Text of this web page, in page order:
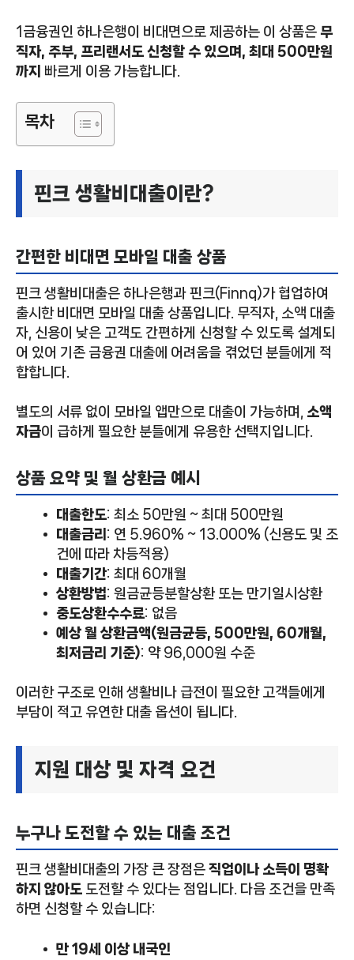
1금융권인 하나은행이 비대면으로 제공하는 이 상품은 무
직자, 주부, 프리랜서도 신청할 수 있으며, 최대 500만원
까지
빠르게 이용 가능합니다.
목차
핀크 생활비대출이란?
간편한 비대면 모바일 대출 상품
핀크 생활비대출은 하나은행과 핀크(Finnq)가 협업하여
출시한 비대면 모바일 대출 상품입니다. 무직자, 소액 대출
자, 신용이 낮은 고객도 간편하게 신청할 수 있도록 설계되
어 있어 기존 금융권 대출에 어려움을 겪었던 분들에게 적
합합니다.
별도의 서류 없이 모바일 앱만으로 대출이 가능하며,
소액
자금이 급하게 필요한 분들에게 유용한 선택지입니다.
상품 요약 및 월 상환금 예시
대출한도: 최소 50만원 ~ 최대 500만원
대출금리 : 연 5.960% ~ 13.000% (신용도 및 조
건에 따라 차등적용)
대출기간: 최대 60개월
상환방법: 원금균등분할상환 또는 만기일시상환
중도상환수수료: 없음
예상 월 상환금액(원금균등, 500만원, 60개월,
최저금리 기준): 약 96,000원 수준
이러한 구조로 인해 생활비나 급전이 필요한 고객들에게
부담이 적고 유연한 대출 옵션이 됩니다.
지원 대상 및 자격 요건
누구나 도전할 수 있는 대출 조건
핀크 생활비대출의 가장 큰 장점은 직업이나 소득이 명확
하지 않아도 도전할 수 있다는 점입니다. 다음 조건을 만족
하면 신청할 수 있습니다:
만 19세 이상 내국인